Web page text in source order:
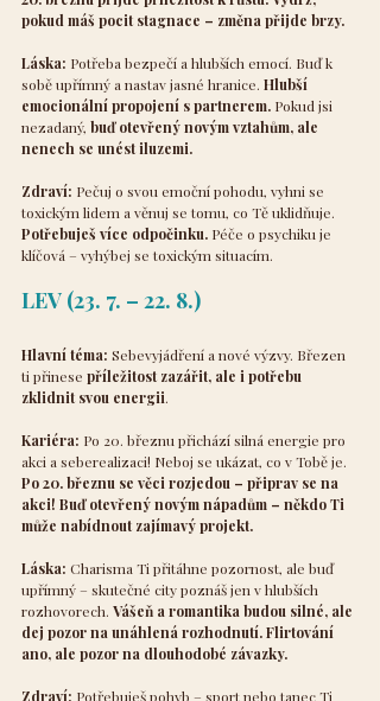
pokud máš pocit stagnace – změna přijde brzy.
Láska: Potřeba bezpečí a hlubších emocí. Buď k
sobě upřímný a nastav jasné hranice. Hlubší
emocionální propojení s partnerem. Pokud jsi
nezadaný, buď otevřený novým vztahům, ale
nenech se unést iluzemi.
Zdraví: Pečuj o svou emoční pohodu, vyhni se
toxickým lidem a věnuj se tomu, co Tě uklidňuje.
Potřebuješ více odpočinku. Péče o psychiku je
klíčová – vyhýbej se toxickým situacím.
LEV (23. 7. – 22. 8.)
Hlavní téma: Sebevyjádření a nové výzvy. Březen
ti přinese příležitost zazářit, ale i potřebu
zklidnit svou energii.
Kariéra: Po 20. březnu přichází silná energie pro
akci a seberealizaci! Neboj se ukázat, co v Tobě je.
Po 20. březnu se věci rozjedou – připrav se na
akci! Buď otevřený novým nápadům – někdo Ti
může nabídnout zajímavý projekt.
Láska: Charisma Ti přitáhne pozornost, ale buď
upřímný – skutečné city poznáš jen v hlubších
rozhovorech. Vášeň a romantika budou silné, ale
dej pozor na unáhlená rozhodnutí. Flirtování
ano, ale pozor na dlouhodobé závazky.
Zdraví: Potřebuješ pohyb – sport nebo tanec Ti